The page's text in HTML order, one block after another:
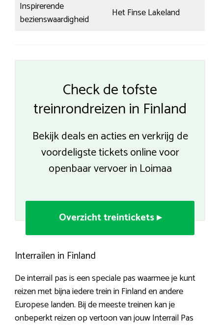
Inspirerende
bezienswaardigheid
Het Finse Lakeland
Check de tofste
treinrondreizen in Finland
Bekijk deals en acties en verkrijg de
voordeligste tickets online voor
openbaar vervoer in Loimaa
Overzicht treintickets ▸
Interrailen in Finland
De interrail pas is een speciale pas waarmee je kunt
reizen met bijna iedere trein in Finland en andere
Europese landen. Bij de meeste treinen kan je
onbeperkt reizen op vertoon van jouw Interrail Pas